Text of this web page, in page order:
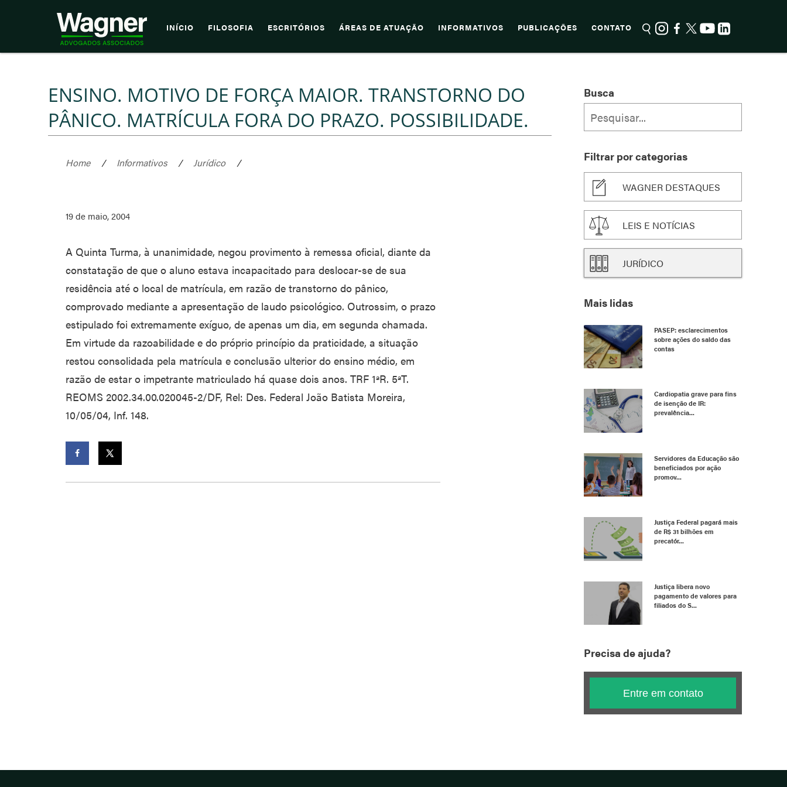
INÍCIO FILOSOFIA ESCRITÓRIOS ÁREAS DE ATUAÇÃO INFORMATIVOS PUBLICAÇÕES CONTATO
ENSINO. MOTIVO DE FORÇA MAIOR. TRANSTORNO DO
PÂNICO. MATRÍCULA FORA DO PRAZO. POSSIBILIDADE.
Home / Informativos / Jurídico /
19 de maio, 2004
A Quinta Turma, à unanimidade, negou provimento à remessa oficial, diante da
constatação de que o aluno estava incapacitado para deslocar-se de sua
residência até o local de matrícula, em razão de transtorno do pânico,
comprovado mediante a apresentação de laudo psicológico. Outrossim, o prazo
estipulado foi extremamente exíguo, de apenas um dia, em segunda chamada.
Em virtude da razoabilidade e do próprio princípio da praticidade, a situação
restou consolidada pela matrícula e conclusão ulterior do ensino médio, em
razão de estar o impetrante matriculado há quase dois anos. TRF 1ªR. 5ªT.
REOMS 2002.34.00.020045-2/DF, Rel: Des. Federal João Batista Moreira,
10/05/04, Inf. 148.
Busca
Filtrar por categorias
WAGNER DESTAQUES
LEIS E NOTÍCIAS
JURÍDICO
Mais lidas
PASEP: esclarecimentos
sobre ações do saldo das
contas
Cardiopatia grave para fins
de isenção de IR:
prevalência...
Servidores da Educação são
beneficiados por ação
promov...
Justiça Federal pagará mais
de R$ 31 bilhões em
precatór...
Justiça libera novo
pagamento de valores para
filiados do S...
Precisa de ajuda?
Entre em contato